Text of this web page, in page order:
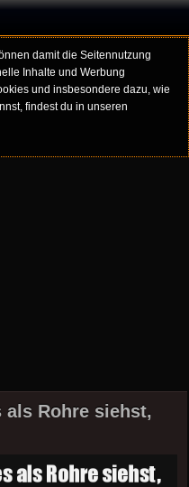
damit die Seitennutzung
Inhalte und Werbung
und insbesondere dazu, wie
findest du in unseren
als Rohre siehst,